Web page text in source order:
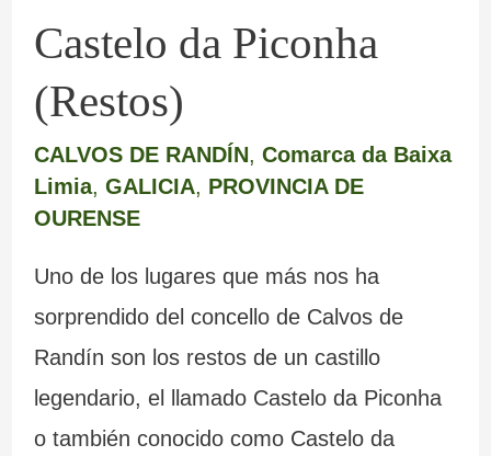
Castelo da Piconha
(Restos)
CALVOS DE RANDÍN, Comarca da Baixa
Limia, GALICIA, PROVINCIA DE
OURENSE
Uno de los lugares que más nos ha
sorprendido del concello de Calvos de
Randín son los restos de un castillo
legendario, el llamado Castelo da Piconha
o también conocido como Castelo da